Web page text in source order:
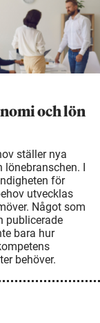
och lön
ställer nya
I
för
utvecklas
Något som
publicerade
bara hur
behöver.